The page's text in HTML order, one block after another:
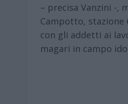
– precisa Vanzini -,
Campotto, stazione
con gli addetti ai
magari in campo